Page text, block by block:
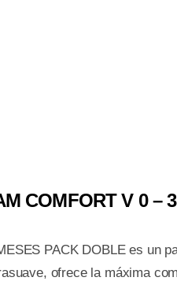
COMFORT V 0 –
PACK DOBLE es un
ofrece la máxima